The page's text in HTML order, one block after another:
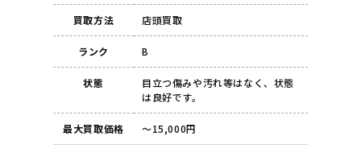
買取方法 店頭買取
ランク B
状態
目立つ傷みや汚れ等はなく、状態
は良好です。
最大買取価格 ～15,000円